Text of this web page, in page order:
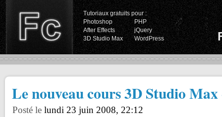
Tutoriaux gratuits pour :
Photoshop
PHP
After Effects
jQuery
3D Studio Max
WordPress
Le nouveau cours 3D Studio
Posté le lundi 23 juin 2008, 22:12